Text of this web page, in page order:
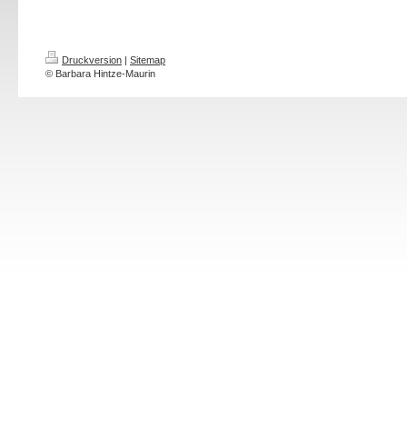
Druckversion | Sitemap
© Barbara Hintze-Maurin